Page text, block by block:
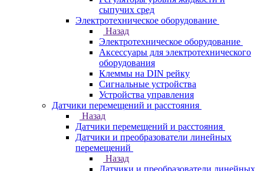
сыпучих сред
Электротехническое оборудование
Назад
Электротехническое оборудование
Аксессуары для электротехнического
оборудования
Клеммы на DIN рейку
Сигнальные устройства
Устройства управления
Датчики перемещений и расстояния
Назад
Датчики перемещений и расстояния
Датчики и преобразователи линейных
перемещений
Назад